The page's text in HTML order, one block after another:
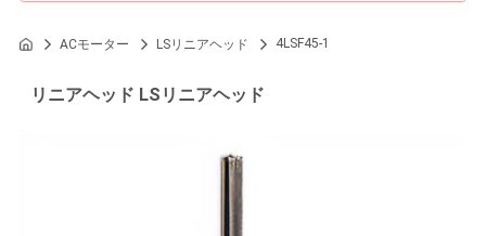
ACモーター LSリニアヘッド 4LSF45-1
リニアヘッド LSリニアヘッド